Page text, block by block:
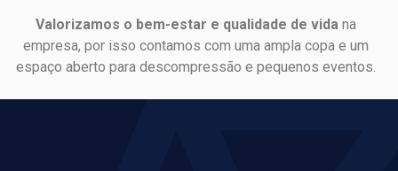
Valorizamos o bem-estar e qualidade de vida na
empresa, por isso contamos com uma ampla copa e um
espaço aberto para descompressão e pequenos eventos.